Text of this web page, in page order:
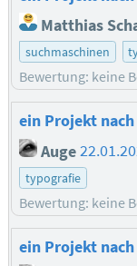
Matthias
suchmaschinen
Bewertung: keine
ein Projekt
Auge
typografie
Bewertung: keine
ein Projekt